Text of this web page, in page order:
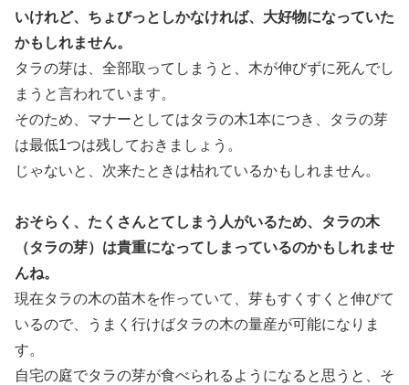
いけれど、ちょびっとしかなければ、大好物になっていた
かもしれません。
タラの芽は、全部取ってしまうと、木が伸びずに死んでし
まうと言われています。
そのため、マナーとしてはタラの木1本につき、タラの芽
は最低1つは残しておきましょう。
じゃないと、次来たときは枯れているかもしれません。
おそらく、たくさんとてしまう人がいるため、タラの木
（タラの芽）は貴重になってしまっているのかもしれませ
んね。
現在タラの木の苗木を作っていて、芽もすくすくと伸びて
いるので、うまく行けばタラの木の量産が可能になりま
す。
自宅の庭でタラの芽が食べられるようになると思うと、そ